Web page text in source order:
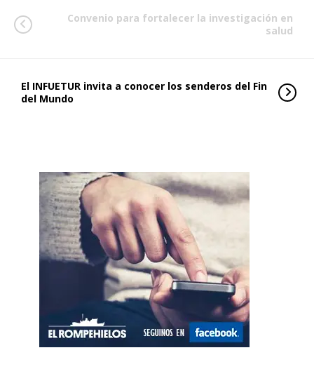
Convenio para fortalecer la investigación en
salud
El INFUETUR invita a conocer los senderos del Fin
del Mundo